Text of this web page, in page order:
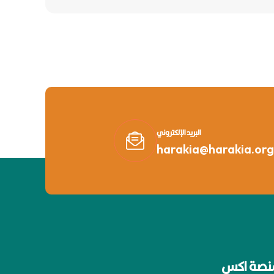
البريد الإلكتروني
اكس